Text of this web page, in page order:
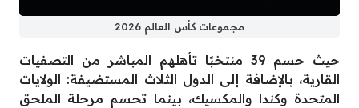
مجموعات كأس العالم 2026
حيث حسم 39 منتخبًا تأهلهم المباشر من التصفيات
القارية، بالإضافة إلى الدول الثلاث المستضيفة: الولايات
المتحدة وكندا والمكسيك، بينما تحسم مرحلة الملحق